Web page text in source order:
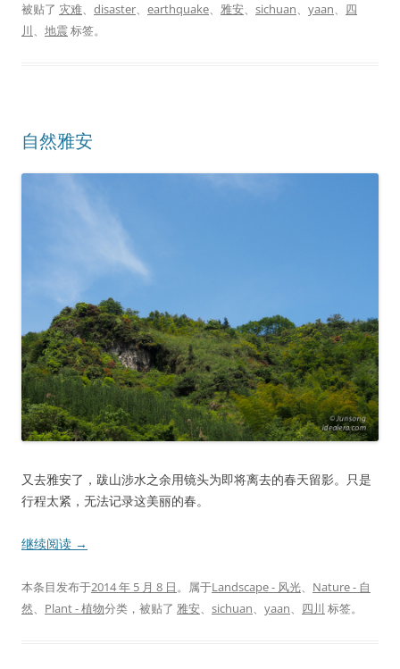
被贴了 灾难、 disaster、 earthquake、 雅安、 sichuan、 yaan、 四
川、 地震标签。
自然雅安
又去雅安了，跋山涉水之余用镜头为即将离去的春天留影。只是
行程太紧，无法记录这美丽的春。
继续阅读 →
本条目发布于2014 年 5 月 8 日。属于Landscape - 风光、 Nature - 自
然、 Plant - 植物分类，被贴了 雅安、 sichuan、 yaan、 四川 标签。